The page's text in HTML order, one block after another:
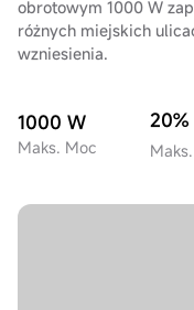
obrotowym 1000 W
różnych miejskich
wzniesienia.
1000 W
Maks. Moc
20%